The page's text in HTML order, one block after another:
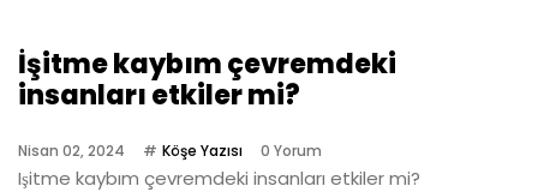
İşitme kaybım çevremdeki
insanları etkiler mi?
Nisan 02, 2024 Köşe Yazısı 0 Yorum
Işitme kaybım çevremdeki insanları etkiler mi?